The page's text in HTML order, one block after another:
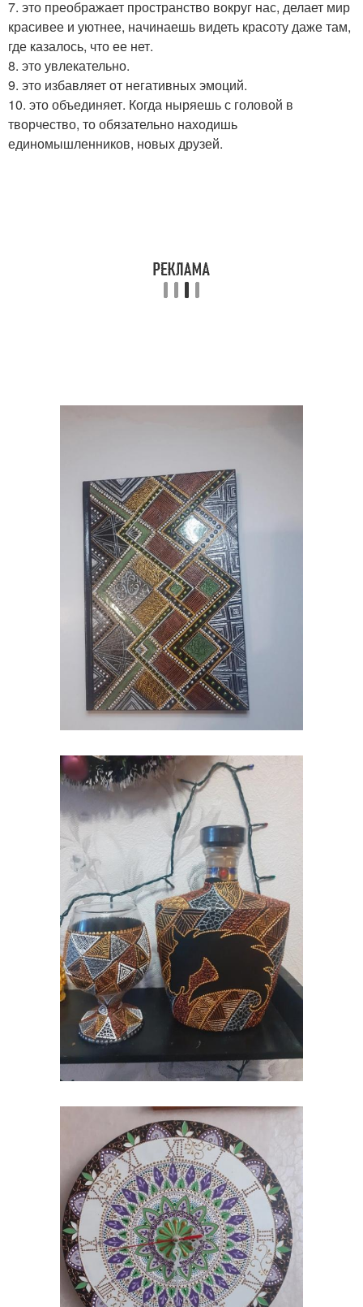
7. это преображает пространство вокруг нас, делает мир
красивее и уютнее, начинаешь видеть красоту даже там,
где казалось, что ее нет.
8. это увлекательно.
9. это избавляет от негативных эмоций.
10. это объединяет. Когда ныряешь с головой в
творчество, то обязательно находишь
единомышленников, новых друзей.